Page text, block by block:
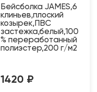
Бейсболка JAMES,6
клиньев,плоский
козырек,ПВС
застежка,белый,100
% переработанный
полиэстер,200 г/м2
1420 ₽